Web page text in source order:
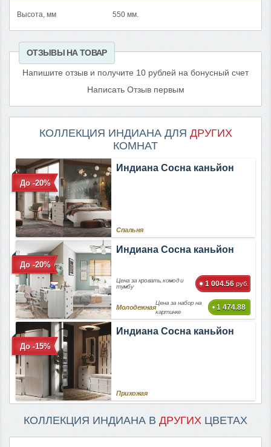
Высота, мм 550 мм.
ОТЗЫВЫ НА ТОВАР
Напишите отзыв и получите 10 рублей на бонусный счет
Написать Отзыв первым
КОЛЛЕКЦИЯ ИНДИАНА ДЛЯ ДРУГИХ
КОМНАТ
До -20%
Индиана Сосна каньйон
Спальня
До -20%
Индиана Сосна каньйон
Цена за кровать, комод и
тумбу
1 004.56 руб.
Молодежная
Цена за набор на
картинке
1 474.88
До -15%
Индиана Сосна каньйон
Прихожая
КОЛЛЕКЦИЯ ИНДИАНА В ДРУГИХ ЦВЕТАХ